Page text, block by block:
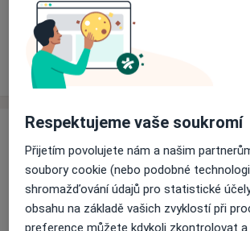
Rezervovat termín
Ceník Adresy
Ceník
Informace o službách a cenách
Tento specialista ještě nepřidával
svých službách.
Respektujeme vaše soukromí
Přijetím povolujete nám a našim
soubory cookie (nebo podobné
shromažďování údajů pro statistické
obsahu na základě vašich zvyklostí při
preference můžete kdykoli zkontrolovat